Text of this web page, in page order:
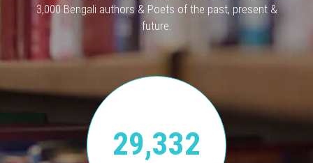
3,000 Bengali authors & Poets of the past, present &
future.
29,332